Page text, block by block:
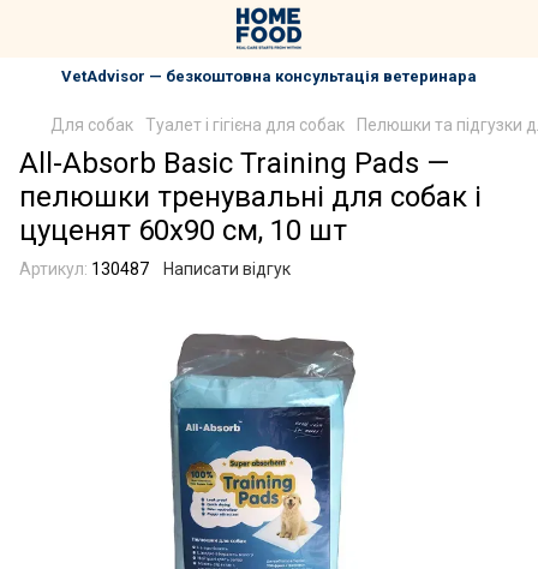
VetAdvisor — безкоштовна консультація ветеринара
Для собак Туалет і гігієна для собак Пелюшки та підгузки
All-Absorb Basic Training Pads —
пелюшки тренувальні для собак і
цуценят 60х90 см, 10 шт
Артикул: 130487 Написати відгук